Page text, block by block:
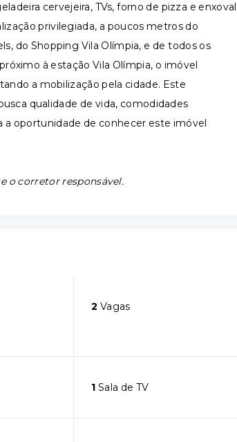
cervejeira, TVs, forno de pizza e enxoval
privilegiada, a poucos metros do
do Shopping Vila Olímpia, e de todos os
à estação Vila Olímpia, o imóvel
a mobilização pela cidade. Este
qualidade de vida, comodidades
a oportunidade de conhecer este imóvel
o corretor responsável.
2 Vagas
1 Sala de TV